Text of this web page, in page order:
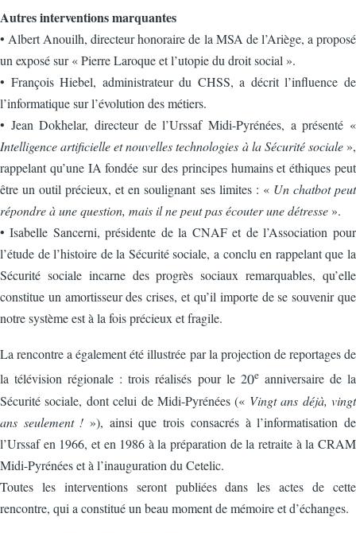
Autres interventions marquantes
• Albert Anouilh, directeur honoraire de la MSA de l’Ariège, a proposé
un exposé sur « Pierre Laroque et l’utopie du droit social ».
• François Hiebel, administrateur du CHSS, a décrit l’influence de
l’informatique sur l’évolution des métiers.
• Jean Dokhelar, directeur de l’Urssaf Midi-Pyrénées, a présenté «
Intelligence artificielle et nouvelles technologies à la Sécurité sociale»,
rappelant qu’une IA fondée sur des principes humains et éthiques peut
être un outil précieux, et en soulignant ses limites : « Un chatbot peut
répondre à une question, mais il ne peut pas écouter une détresse ».
• Isabelle Sancerni, présidente de la CNAF et de l’Association pour
l’étude de l’histoire de la Sécurité sociale, a conclu en rappelant que la
Sécurité sociale incarne des progrès sociaux remarquables, qu’elle
constitue un amortisseur des crises, et qu’il importe de se souvenir que
notre système est à la fois précieux et fragile.
La rencontre a également été illustrée par la projection de reportages de
la télévision régionale : trois réalisés pour le 20eanniversaire de la
Sécurité sociale, dont celui de Midi-Pyrénées (« Vingt ans déjà, vingt
ans seulement ! »), ainsi que trois consacrés à l’informatisation de
l’Urssaf en 1966, et en 1986 à la préparation de la retraite à la CRAM
Midi-Pyrénées et à l’inauguration du Cetelic.
Toutes les interventions seront publiées dans les actes de cette
rencontre, qui a constitué un beau moment de mémoire et d’échanges.